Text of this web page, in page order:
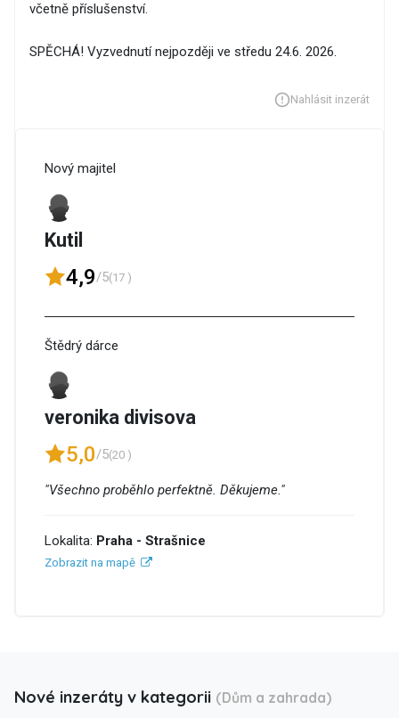
včetně příslušenství.
SPĚCHÁ! Vyzvednutí nejpozději ve středu 24.6. 2026.
Nahlásit inzerát
Nový majitel
Kutil
4,9/5(17 )
Štědrý dárce
veronika divisova
5,0/5(20 )
"Všechno proběhlo perfektně. Děkujeme."
Lokalita: Praha - Strašnice
Zobrazit na mapě
Nové inzeráty v kategorii (Dům a zahrada)